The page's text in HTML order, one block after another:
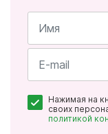
Имя
*
Нажимая на
своих
политикой